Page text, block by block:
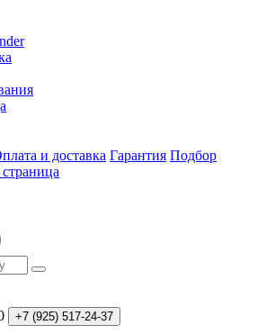
и доставка Гарантия Подбор
+7 (925) 517-24-37